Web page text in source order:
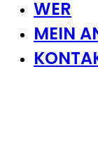
WER
MEIN